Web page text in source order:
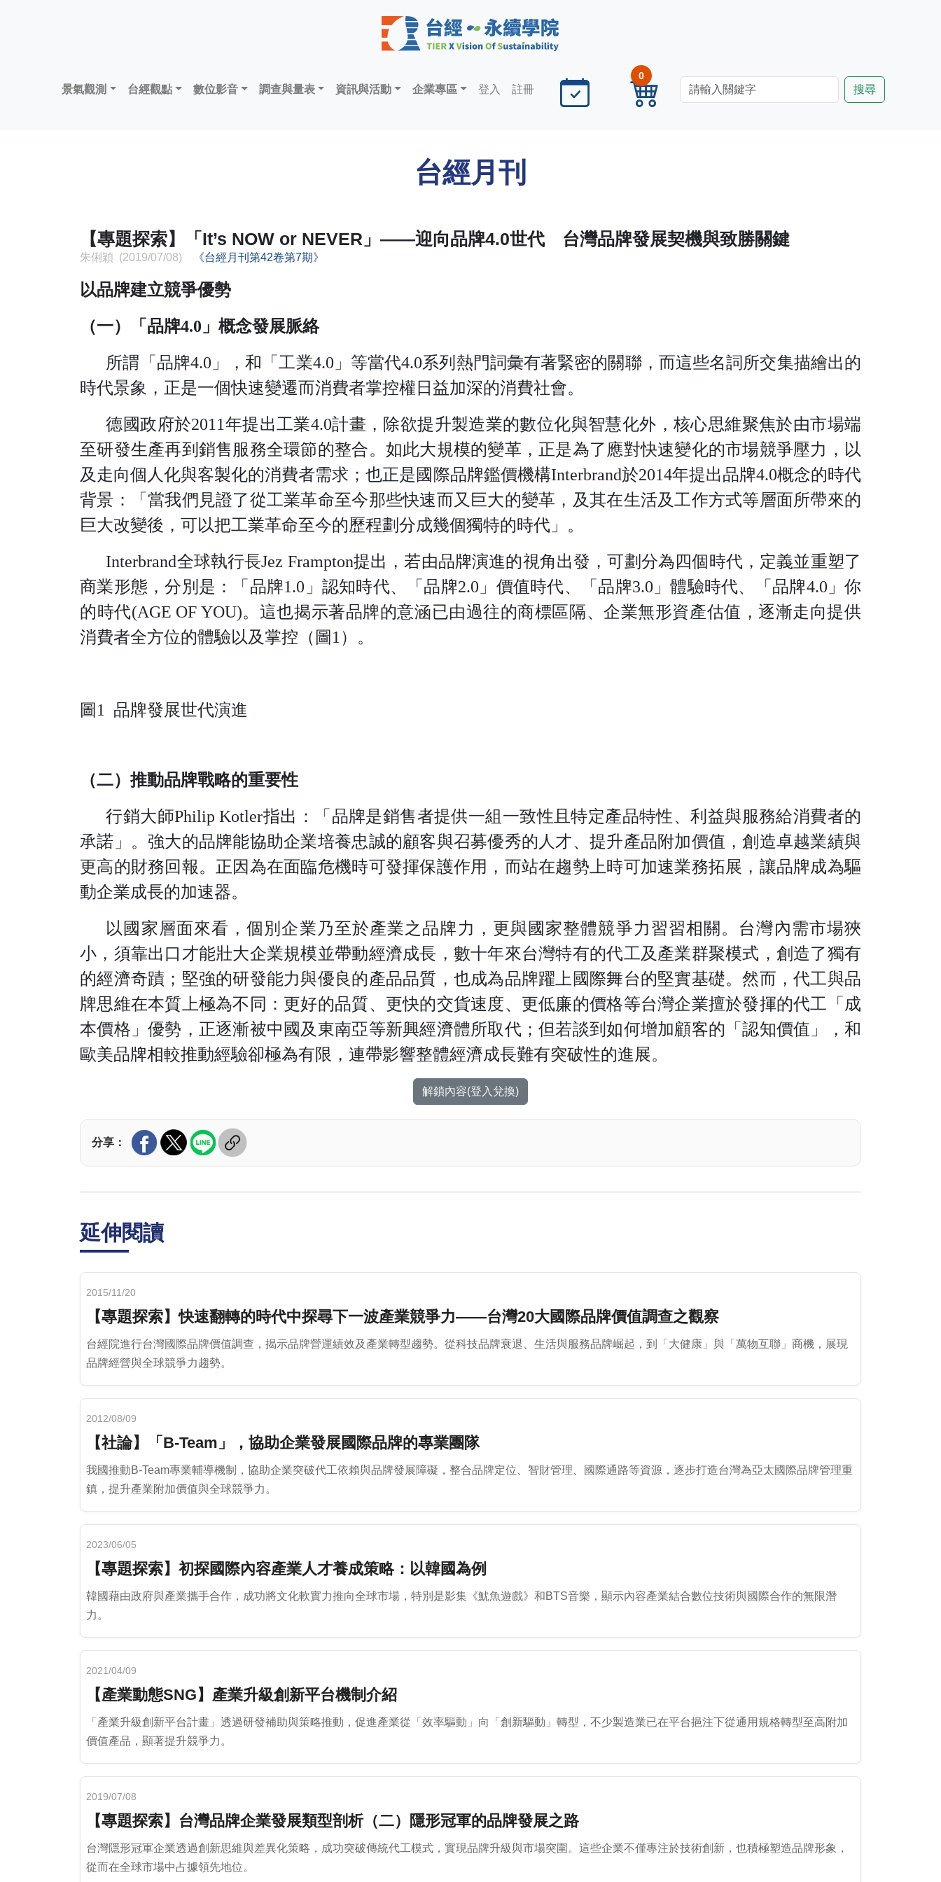
景氣觀測 台經觀點 數位影音 調查與量表 資訊與活動 企業專區 登入 註冊
0
台經月刊
【專題探索】「It’s NOW or NEVER」——迎向品牌4.0世代 台灣品牌發展契機與致勝關鍵
朱俐穎 (2019/07/08) 《台經月刊第42卷第7期》
以品牌建立競爭優勢
（一）「品牌4.0 」概念發展脈絡
所謂「品牌4.0 」，和「工業4.0 」等當代4.0系列熱門詞彙有著緊密的關聯，而這些名詞所交集描繪出的
時代景象，正是一個快速變遷而消費者掌控權日益加深的消費社會。
德國政府於201 1年提出工業4.0計畫，除欲提升製造業的數位化與智慧化外，核心思維聚焦於由市場端
至研發生產再到銷售服務全環節的整合。如此大規模的變革，正是為了應對快速變化的市場競爭壓力，以
及走向個人化與客製化的消費者需求；也正是國際品牌鑑價機構Interbrand於2014年提出品牌4.0概念的時代
背景：「當我們見證了從工業革命至今那些快速而又巨大的變革，及其在生活及工作方式等層面所帶來的
巨大改變後，可以把工業革命至今的歷程劃分成幾個獨特的時代」。
Interbrand全球執行長Jez Frampton提出，若由品牌演進的視角出發，可劃分為四個時代，定義並重塑了
商業形態，分別是：「品牌1.0 」認知時代、「品牌2.0 」價值時代、「品牌3.0 」體驗時代、「品牌4.0 」你
的時代(AGE OF YOU)。這也揭示著品牌的意涵已由過往的商標區隔、企業無形資產估值，逐漸走向提供
消費者全方位的體驗以及掌控（ 圖 1 ）。
圖 1 品牌發展世代演進
（二）推動品牌戰略的重要性
行銷大師Philip Kotler指出：「品牌是銷售者提供一組一致性且特定產品特性、利益與服務給消費者的
承諾」。強大的品牌能協助企業培養忠誠的顧客與召募優秀的人才、提升產品附加價值，創造卓越業績與
更高的財務回報。正因為在面臨危機時可發揮保護作用，而站在趨勢上時可加速業務拓展，讓品牌成為驅
動企業成長的加速器。
以國家層面來看，個別企業乃至於產業之品牌力，更與國家整體競爭力習習相關。台灣內需市場狹
小，須靠出口才能壯大企業規模並帶動經濟成長，數十年來台灣特有的代工及產業群聚模式，創造了獨有
的經濟奇蹟；堅強的研發能力與優良的產品品質，也成為品牌躍上國際舞台的堅實基礎。然而，代工與品
牌思維在本質上極為不同：更好的品質、更快的交貨速度、更低廉的價格等台灣企業擅於發揮的代工「成
本價格」優勢，正逐漸被中國及東南亞等新興經濟體所取代；但若談到如何增加顧客的「認知價值」，和
歐美品牌相較推動經驗卻極為有限，連帶影響整體經濟成長難有突破性的進展。
解鎖內容(登入兌換)
分享：
延伸閱讀
2015/11/20
【專題探索】快速翻轉的時代中探尋下一波產業競爭力——台灣20大國際品牌價值調查之觀察
台經院進行台灣國際品牌價值調查，揭示品牌營運績效及產業轉型趨勢。從科技品牌衰退、生活與服務品牌崛起，到「大健康」與「萬物互聯」商機，展現
品牌經營與全球競爭力趨勢。
2012/08/09
【社論】「B-Team」，協助企業發展國際品牌的專業團隊
我國推動B-Team專業輔導機制，協助企業突破代工依賴與品牌發展障礙，整合品牌定位、智財管理、國際通路等資源，逐步打造台灣為亞太國際品牌管理重
鎮，提升產業附加價值與全球競爭力。
2023/06/05
【專題探索】初探國際內容產業人才養成策略：以韓國為例
韓國藉由政府與產業攜手合作，成功將文化軟實力推向全球市場，特別是影集《魷魚遊戲》和BTS音樂，顯示內容產業結合數位技術與國際合作的無限潛
力。
2021/04/09
【產業動態SNG】產業升級創新平台機制介紹
「產業升級創新平台計畫」透過研發補助與策略推動，促進產業從「效率驅動」向「創新驅動」轉型，不少製造業已在平台挹注下從通用規格轉型至高附加
價值產品，顯著提升競爭力。
2019/07/08
【專題探索】台灣品牌企業發展類型剖析（二）隱形冠軍的品牌發展之路
台灣隱形冠軍企業透過創新思維與差異化策略，成功突破傳統代工模式，實現品牌升級與市場突圍。這些企業不僅專注於技術創新，也積極塑造品牌形象，
從而在全球市場中占據領先地位。